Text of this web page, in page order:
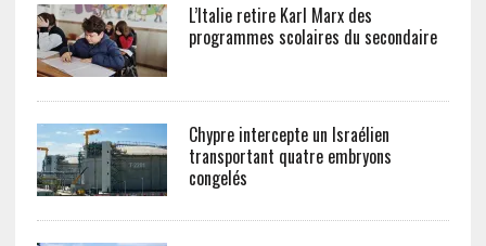
L’Italie retire Karl Marx des
programmes scolaires du secondaire
Chypre intercepte un Israélien
transportant quatre embryons
congelés